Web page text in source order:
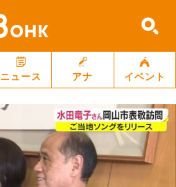
ニュース アナ イベント